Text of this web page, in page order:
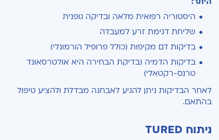
היסטוריה רפואית מלאה ובדיקה גופנית
שליחת דגימת זרע למעבדה
בדיקות דם מקיפות (כולל פרופיל הורמונלי)
בדיקות הדמיה (בדיקת הבחירה היא אולטרסאונד
טרנס-רקטאלי)
לאחר הבדיקות ניתן להגיע לאבחנה מבדלת ולהציע טיפול
בהתאם.
ניתוח TURED